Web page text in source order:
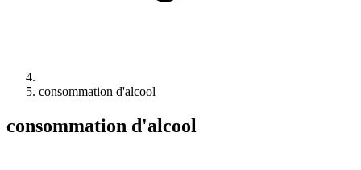
consommation d'alcool
consommation d'alcool